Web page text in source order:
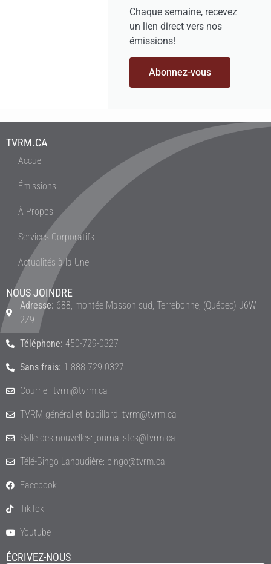
Chaque semaine, recevez
un lien direct vers nos
émissions!
Abonnez-vous
TVRM.CA
Accueil
Émissions
À Propos
Services Corporatifs
Actualités à la Une
NOUS JOINDRE
Adresse: 688, montée Masson sud, Terrebonne, (Québec) J6W
2Z9
Téléphone: 450-729-0327
Sans frais: 1-888-729-0327
Courriel: tvrm@tvrm.ca
TVRM général et babillard: tvrm@tvrm.ca
Salle des nouvelles: journalistes@tvrm.ca
Télé-Bingo Lanaudière: bingo@tvrm.ca
Facebook
TikTok
Youtube
ÉCRIVEZ-NOUS